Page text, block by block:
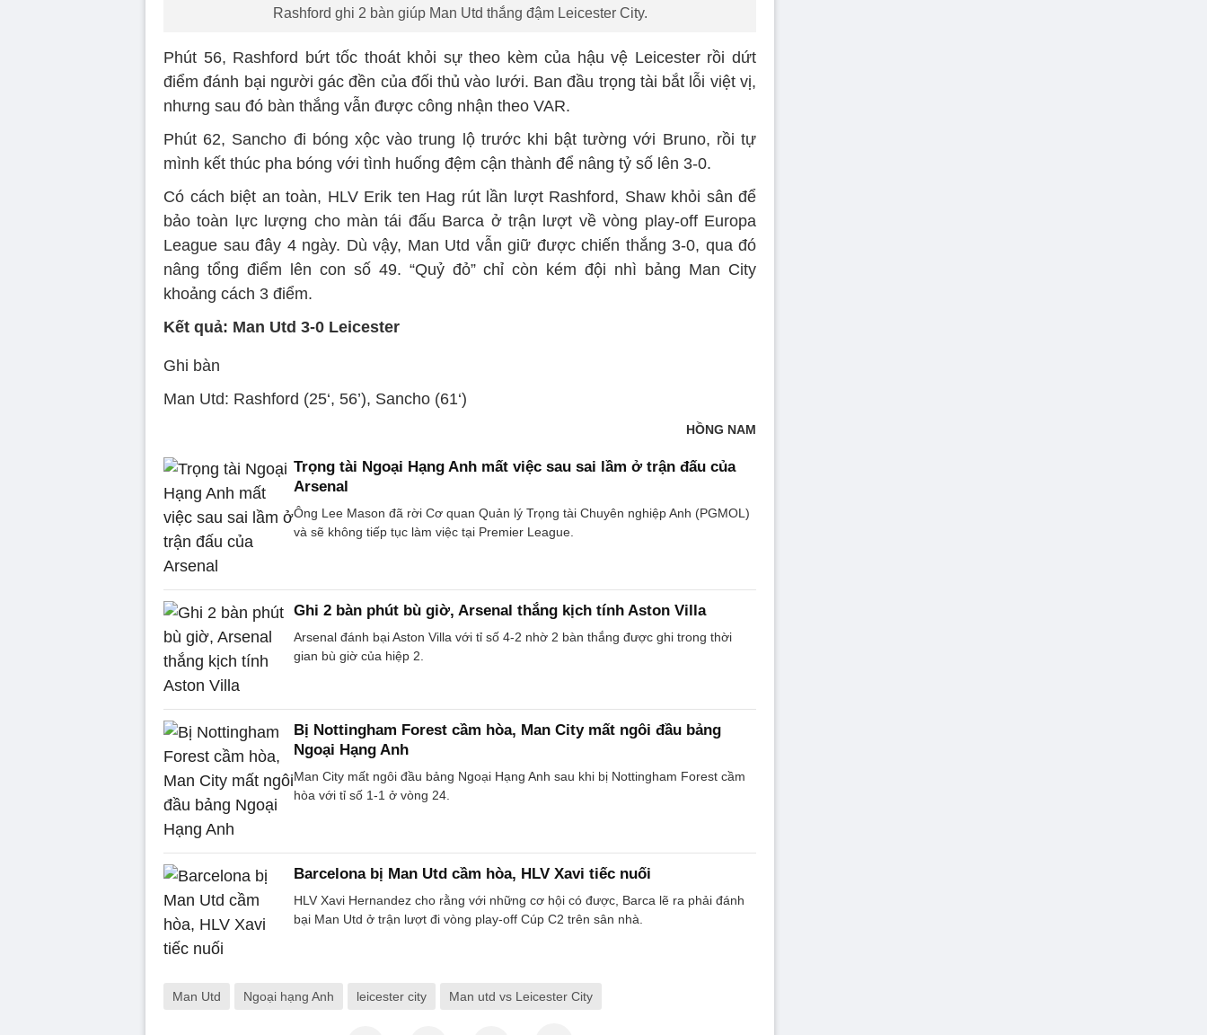
Rashford ghi 2 bàn giúp Man Utd thắng đậm Leicester City.
Phút 56, Rashford bứt tốc thoát khỏi sự theo kèm của hậu vệ Leicester rồi dứt
điểm đánh bại người gác đền của đối thủ vào lưới. Ban đầu trọng tài bắt lỗi việt vị,
nhưng sau đó bàn thắng vẫn được công nhận theo VAR.
Phút 62, Sancho đi bóng xộc vào trung lộ trước khi bật tường với Bruno, rồi tự
mình kết thúc pha bóng với tình huống đệm cận thành để nâng tỷ số lên 3-0.
Có cách biệt an toàn, HLV Erik ten Hag rút lần lượt Rashford, Shaw khỏi sân để
bảo toàn lực lượng cho màn tái đấu Barca ở trận lượt về vòng play-off Europa
League sau đây 4 ngày. Dù vậy, Man Utd vẫn giữ được chiến thắng 3-0, qua đó
nâng tổng điểm lên con số 49. “Quỷ đỏ” chỉ còn kém đội nhì bảng Man City
khoảng cách 3 điểm.
Kết quả: Man Utd 3-0 Leicester
Ghi bàn
Man Utd: Rashford (25‘, 56’), Sancho (61‘)
HỒNG NAM
Trọng tài Ngoại Hạng Anh mất việc sau sai lầm ở trận đấu của
Arsenal
Ông Lee Mason đã rời Cơ quan Quản lý Trọng tài Chuyên nghiệp Anh (PGMOL)
và sẽ không tiếp tục làm việc tại Premier League.
Ghi 2 bàn phút bù giờ, Arsenal thắng kịch tính Aston Villa
Arsenal đánh bại Aston Villa với tỉ số 4-2 nhờ 2 bàn thắng được ghi trong thời
gian bù giờ của hiệp 2.
Bị Nottingham Forest cầm hòa, Man City mất ngôi đầu bảng
Ngoại Hạng Anh
Man City mất ngôi đầu bảng Ngoại Hạng Anh sau khi bị Nottingham Forest cầm
hòa với tỉ số 1-1 ở vòng 24.
Barcelona bị Man Utd cầm hòa, HLV Xavi tiếc nuối
HLV Xavi Hernandez cho rằng với những cơ hội có được, Barca lẽ ra phải đánh
bại Man Utd ở trận lượt đi vòng play-off Cúp C2 trên sân nhà.
Man Utd Ngoại hạng Anh leicester city Man utd vs Leicester City